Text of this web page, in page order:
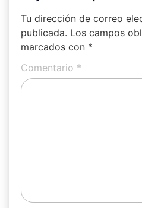
Tu dirección de correo
publicada. Los campos
marcados con *
Comentario *